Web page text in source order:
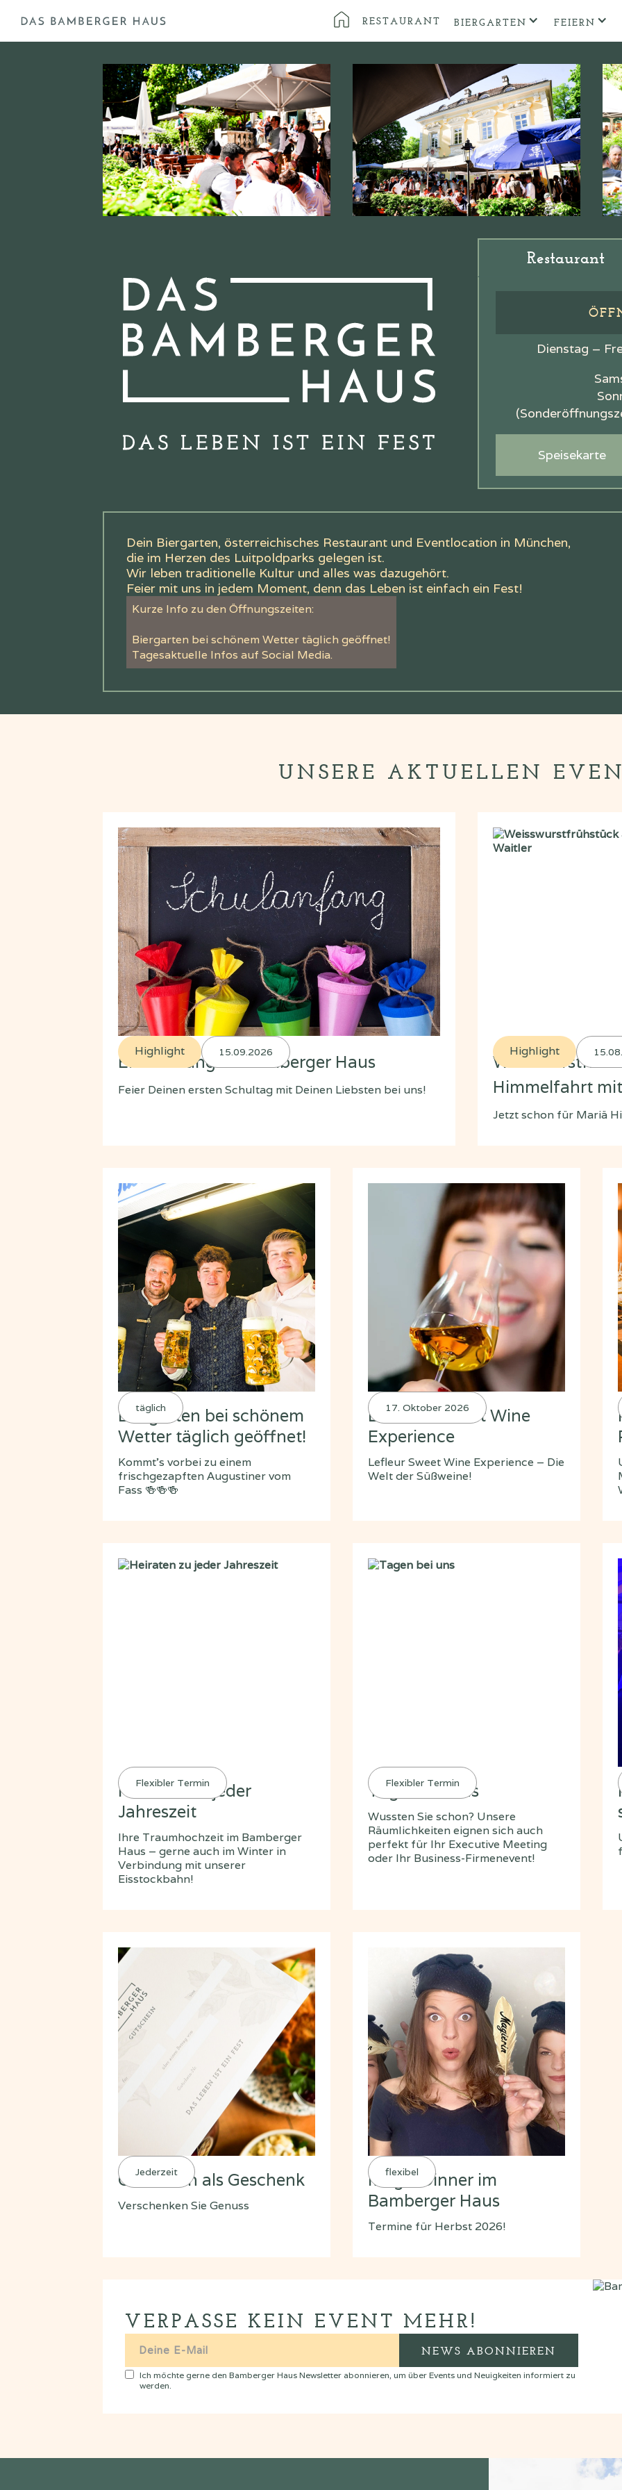
RESTAURANT BIERGARTEN FEIERN
Restaurant
Dienstag –
Speisekarte
Dein Biergarten, österreichisches Restaurant und Eventlocation in München,
die im Herzen des Luitpoldparks gelegen ist.
Wir leben traditionelle Kultur und alles was dazugehört.
Feier mit uns in jedem Moment, denn das Leben ist einfach ein Fest!
Kurze Info zu den Öffnungszeiten:
Biergarten bei schönem Wetter täglich geöffnet!
Tagesaktuelle Infos auf Social Media.
UNSERE AKTUELLEN
Highlight 15.09.2026
Einschulung im Bamberger Haus
Feier Deinen ersten Schultag mit Deinen Liebsten bei uns!
Highlight
Himmelfahrt
Jetzt schon für Mariä
täglich
Biergarten bei schönem
Wetter täglich geöffnet!
Kommt's vorbei zu einem
frischgezapften Augustiner vom
Fass 🍻🍻🍻
17. Oktober 2026
Lefleur - Sweet Wine
Experience
Lefleur Sweet Wine Experience – Die
Welt der Süßweine!
Flexibler Termin
Heiraten zu jeder
Jahreszeit
Ihre Traumhochzeit im Bamberger
Haus – gerne auch im Winter in
Verbindung mit unserer
Eisstockbahn!
Flexibler Termin
Tagen bei uns
Wussten Sie schon? Unsere
Räumlichkeiten eignen sich auch
perfekt für Ihr Executive Meeting
oder Ihr Business-Firmenevent!
Jederzeit
Gutschein als Geschenk
Verschenken Sie Genuss
flexibel
Magic Dinner im
Bamberger Haus
Termine für Herbst 2026!
VERPASSE KEIN EVENT MEHR!
Ich möchte gerne den Bamberger Haus Newsletter abonnieren, um über Events und Neuigkeiten informiert zu
werden.